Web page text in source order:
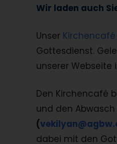
Wir laden auch
Unser Kirchencafé
Gottesdienst.
unserer Webseite
Den Kirchencafé
und den
(
dabei mit den